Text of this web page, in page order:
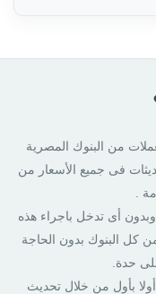
من البنوك المصرية
فى جميع الأسعار من
.
أى تدخل باجراء هذه
كل البنوك بدون الحاجة
حدة.
بأول من خلال تحديث